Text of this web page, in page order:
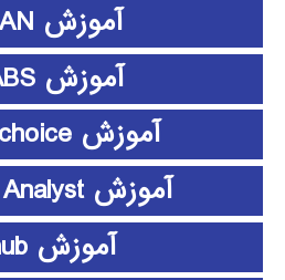
آموزش ePLAN
آموزش ETABS
آموزش expert choice
آموزش Frontier Analyst
آموزش github